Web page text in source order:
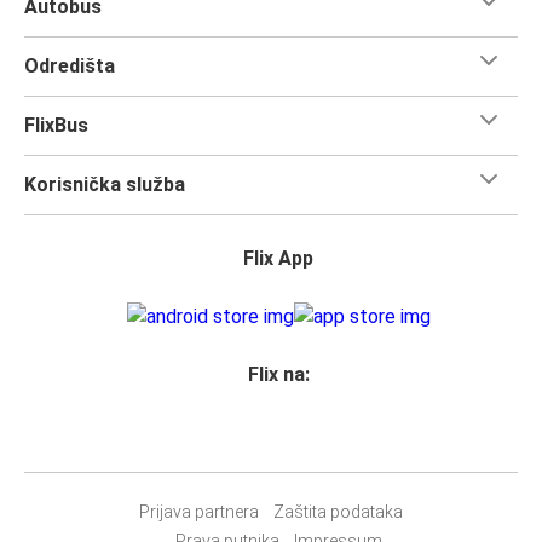
prtljage
odabrati prilikom rezervacije karte. Odluči se za klasično
pogled ili slobodno sjedalo pored sebe za dodatni prostor.
Nakon što utovariš svoju prtljagu i smjestiš se, opusti se i
besplatni Wi-Fi u vozilu, toalete i utičnicu. Bilo da trebaš
opustiti i uživati u vožnji, mi ćemo se za to pobrinuti.
Autobus
Odredišta
FlixBus
Korisnička služba
Flix App
Flix na:
Prijava partnera
Zaštita podataka